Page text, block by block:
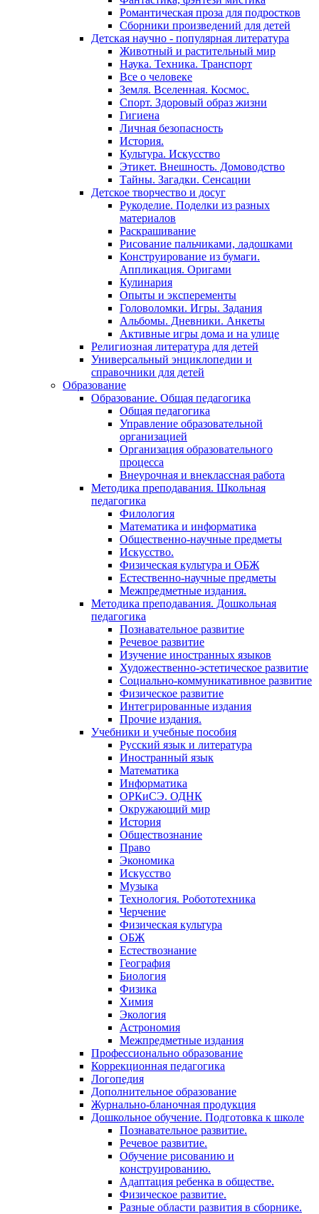
Романтическая проза для подростков
Сборники произведений для детей
Детская научно - популярная литература
Животный и растительный мир
Наука. Техника. Транспорт
Все о человеке
Земля. Вселенная. Космос.
Спорт. Здоровый образ жизни
Гигиена
Личная безопасность
История.
Культура. Искусство
Этикет. Внешность. Домоводство
Тайны. Загадки. Сенсации
Детское творчество и досуг
Рукоделие. Поделки из разных
материалов
Раскрашивание
Рисование пальчиками, ладошками
Конструирование из бумаги.
Аппликация. Оригами
Кулинария
Опыты и эксперементы
Головоломки. Игры. Задания
Альбомы. Дневники. Анкеты
Активные игры дома и на улице
Религиозная литература для детей
Универсальный энциклопедии и
справочники для детей
Образование
Образование. Общая педагогика
Общая педагогика
Управление образовательной
организацией
Организация образовательного
процесса
Внеурочная и внеклассная работа
Методика преподавания. Школьная
педагогика
Филология
Математика и информатика
Общественно-научные предметы
Искусство.
Физическая культура и ОБЖ
Естественно-научные предметы
Межпредметные издания.
Методика преподавания. Дошкольная
педагогика
Познавательное развитие
Речевое развитие
Изучение иностранных языков
Художественно-эстетическое развитие
Социально-коммуникативное развитие
Физическое развитие
Интегрированные издания
Прочие издания.
Учебники и учебные пособия
Русский язык и литература
Иностранный язык
Математика
Информатика
ОРКиСЭ. ОДНК
Окружающий мир
История
Обществознание
Право
Экономика
Искусство
Музыка
Технология. Робототехника
Черчение
Физическая культура
ОБЖ
Естествознание
География
Биология
Физика
Химия
Экология
Астрономия
Межпредметные издания
Профессионально образование
Коррекционная педагогика
Логопедия
Дополнительное образование
Журнально-бланочная продукция
Дошкольное обучение. Подготовка к школе
Познавательное развитие.
Речевое развитие.
Обучение рисованию и
конструированию.
Адаптация ребенка в обществе.
Физическое развитие.
Разные области развития в сборнике.